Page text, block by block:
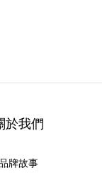
於我們
牌故事